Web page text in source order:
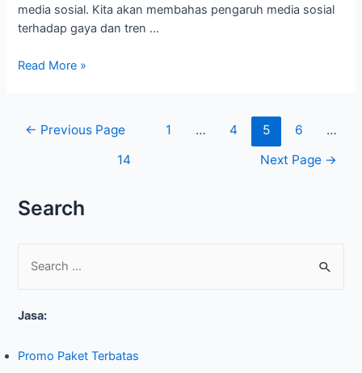
media sosial. Kita akan membahas pengaruh media sosial
terhadap gaya dan tren …
Read More »
← Previous Page 1 … 4 5 6
…
14
Next Page →
Search
e
a
c
Jasa:
Promo Paket Terbatas